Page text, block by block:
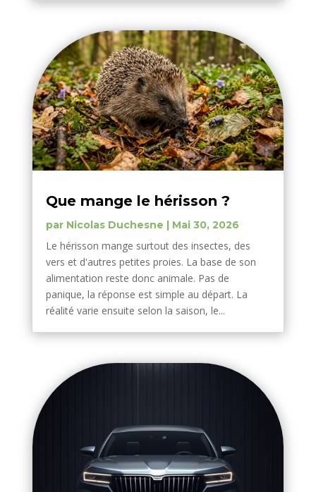
Que mange le hérisson ?
par Nicolas Duchesne Mai 30, 2026
Le hérisson mange surtout des insectes, des
vers et d'autres petites proies. La base de son
alimentation reste donc animale. Pas de
panique, la réponse est simple au départ. La
réalité varie ensuite selon la saison, le...